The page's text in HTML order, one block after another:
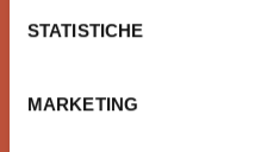
STATISTICHE
MARKETING
marche in linea con le ultime